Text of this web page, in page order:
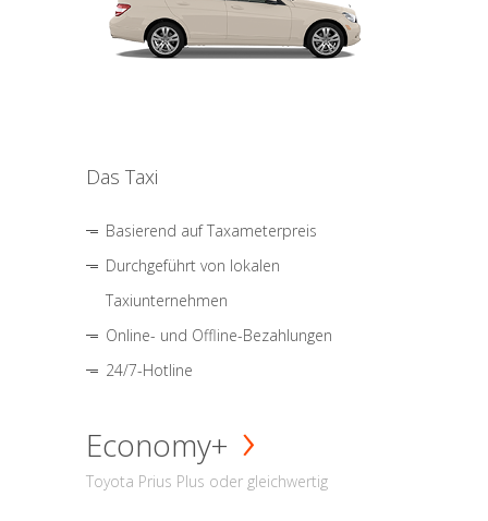
Das Taxi
Basierend auf Taxameterpreis
Durchgeführt von lokalen
Taxiunternehmen
Online- und Offline-Bezahlungen
24/7-Hotline
Economy+
Toyota Prius Plus oder gleichwertig